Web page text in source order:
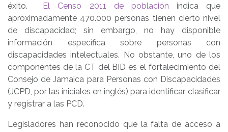
éxito. El Censo 2011 de población indica que
aproximadamente 470.000 personas tienen cierto nivel
de discapacidad; sin embargo, no hay disponible
información específica sobre personas con
discapacidades intelectuales. No obstante, uno de los
componentes de la CT del BID es el fortalecimiento del
Consejo de Jamaica para Personas con Discapacidades
(JCPD, por las iniciales en inglés) para identificar, clasificar
y registrar a las PCD.
Legisladores han reconocido que la falta de acceso a